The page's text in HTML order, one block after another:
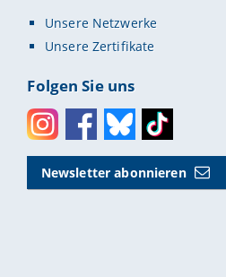
Unsere Netzwerke
Unsere Zertifikate
Folgen Sie uns
InstagramFacebookBlueskyToktok
Newsletter abonnieren